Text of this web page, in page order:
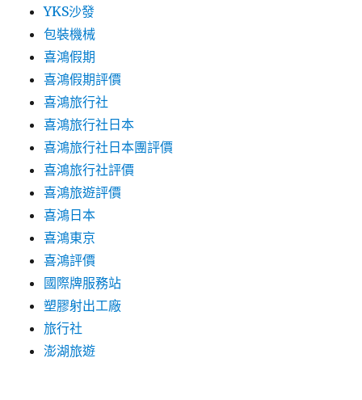
YKS沙發
包裝機械
喜鴻假期
喜鴻假期評價
喜鴻旅行社
喜鴻旅行社日本
喜鴻旅行社日本團評價
喜鴻旅行社評價
喜鴻旅遊評價
喜鴻日本
喜鴻東京
喜鴻評價
國際牌服務站
塑膠射出工廠
旅行社
澎湖旅遊